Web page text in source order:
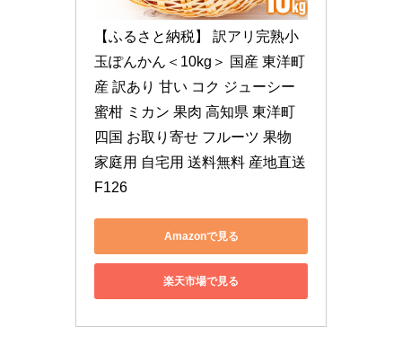
【ふるさと納税】 訳アリ完熟小
玉ぽんかん＜10kg＞ 国産 東洋町
産 訳あり 甘い コク ジューシー
蜜柑 ミカン 果肉 高知県 東洋町
四国 お取り寄せ フルーツ 果物
家庭用 自宅用 送料無料 産地直送
F126
Amazonで見る
楽天市場で見る